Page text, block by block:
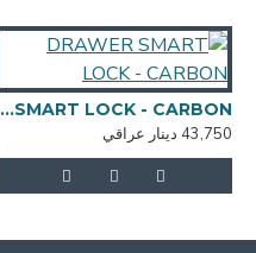
DRAWER SMART LOCK - CARBON
43,750 دينار عراقي